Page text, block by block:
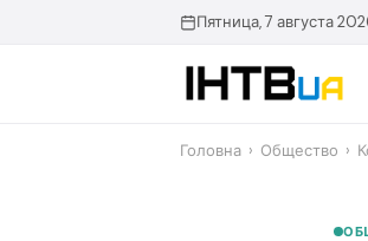
Пятница, 7 августа
Головна › Общество ›